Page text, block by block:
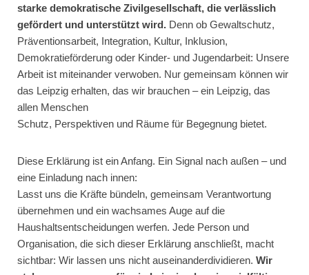
starke demokratische Zivilgesellschaft, die verlässlich
gefördert und unterstützt wird. Denn ob Gewaltschutz,
Präventionsarbeit, Integration, Kultur, Inklusion,
Demokratieförderung oder Kinder- und Jugendarbeit: Unsere
Arbeit ist miteinander verwoben. Nur gemeinsam können wir
das Leipzig erhalten, das wir brauchen – ein Leipzig, das
allen Menschen
Schutz, Perspektiven und Räume für Begegnung bietet.
Diese Erklärung ist ein Anfang. Ein Signal nach außen – und
eine Einladung nach innen:
Lasst uns die Kräfte bündeln, gemeinsam Verantwortung
übernehmen und ein wachsames Auge auf die
Haushaltsentscheidungen werfen. Jede Person und
Organisation, die sich dieser Erklärung anschließt, macht
sichtbar: Wir lassen uns nicht auseinanderdividieren. Wir